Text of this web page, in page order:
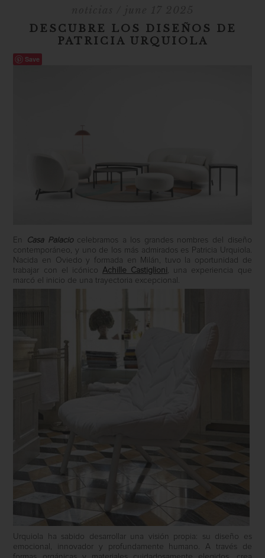
DESCUBRE LOS DISEÑOS DE
PATRICIA URQUIOLA
Save
En Casa Palaciocelebramos a los grandes nombres del diseño
contemporáneo, y uno de los más admirados es Patricia Urquiola.
Nacida en Oviedo y formada en Milán, tuvo la oportunidad de
trabajar con el icónico Achille Castiglioni
, una experiencia que
marcó el inicio de una trayectoria excepcional.
Urquiola ha sabido desarrollar una visión propia: su diseño es
emocional, innovador y profundamente humano. A través de